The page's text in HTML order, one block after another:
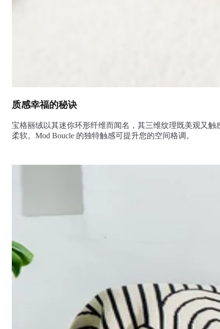
质感幸福的秘诀
宝格丽绒以其迷你环形纤维而闻名，其三维纹理既美观又触
柔软。Mod Boucle 的独特触感可提升您的空间格调。